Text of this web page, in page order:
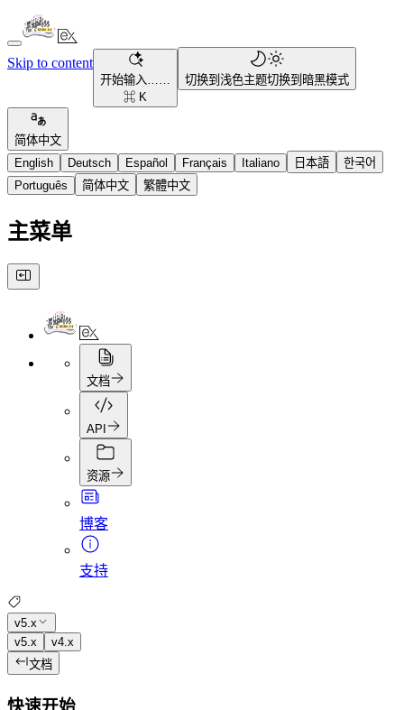
Skip to content
开始输入……
⌘ K
切换到浅色主题切换到暗黑模式
简体中文
English
Deutsch Español Français Italiano 日本語
한국어
Português
简体中文 繁體中文
主菜单
文档
API
资源
博客
支持
v5.x
v5.x
v4.x
文档
快速开始